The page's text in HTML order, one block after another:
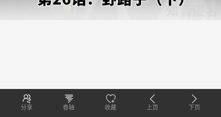
分享 卷轴 收藏 上页 下页